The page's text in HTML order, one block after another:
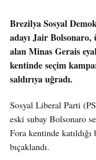
Brezilya Sosyal
adayı Jair
alan Minas Gerais
kentinde seçim
saldırıya uğradı.
Sosyal Liberal Parti
eski subay Bolsonaro
Fora kentinde
bıçaklandı.